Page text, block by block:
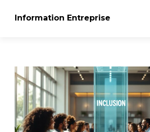
Information Entreprise